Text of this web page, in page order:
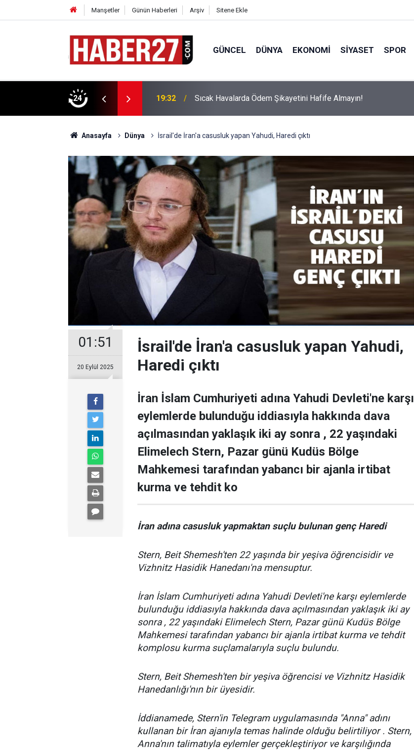
Manşetler Günün Haberleri Arşiv Sitene Ekle
GÜNCEL DÜNYA EKONOMI SIYASET SPOR
24 19:32 Sıcak Havalarda Ödem Şikayetini Hafife Almayın!
Anasayfa Dünya İsrail'de İran'a casusluk yapan Yahudi, Haredi çıktı
01:51
20 Eylül 2025
İsrail'de İran'a casusluk yapan Yahudi,
Haredi çıktı
İran İslam Cumhuriyeti adına Yahudi Devleti'ne karşı
eylemlerde bulunduğu iddiasıyla hakkında dava
açılmasından yaklaşık iki ay sonra , 22 yaşındaki
Elimelech Stern, Pazar günü Kudüs Bölge
Mahkemesi tarafından yabancı bir ajanla irtibat
kurma ve tehdit ko
İran adına casusluk yapmaktan suçlu bulunan genç Haredi
Stern, Beit Shemesh'ten 22 yaşında bir yeşiva öğrencisidir ve
Vizhnitz Hasidik Hanedanı'na mensuptur.
İran İslam Cumhuriyeti adına Yahudi Devleti'ne karşı eylemlerde
bulunduğu iddiasıyla hakkında dava açılmasından yaklaşık iki ay
sonra , 22 yaşındaki Elimelech Stern, Pazar günü Kudüs Bölge
Mahkemesi tarafından yabancı bir ajanla irtibat kurma ve tehdit
komplosu kurma suçlamalarıyla suçlu bulundu.
Stern, Beit Shemesh'ten bir yeşiva öğrencisi ve Vizhnitz Hasidik
Hanedanlığı'nın bir üyesidir.
İddianamede, Stern'in Telegram uygulamasında "Anna" adını
kullanan bir İran ajanıyla temas halinde olduğu belirtiliyor . Stern,
Anna'nın talimatıyla eylemler gerçekleştiriyor ve karşılığında